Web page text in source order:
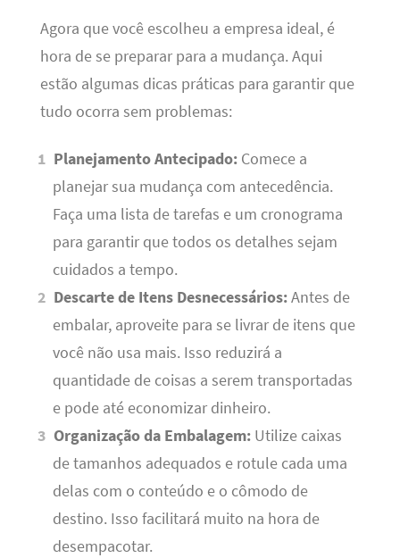
Agora que você escolheu a empresa ideal, é
hora de se preparar para a mudança. Aqui
estão algumas dicas práticas para garantir que
tudo ocorra sem problemas:
Planejamento Antecipado: Comece a
planejar sua mudança com antecedência.
Faça uma lista de tarefas e um cronograma
para garantir que todos os detalhes sejam
cuidados a tempo.
Descarte de Itens Desnecessários:Antes de
embalar, aproveite para se livrar de itens que
você não usa mais. Isso reduzirá a
quantidade de coisas a serem transportadas
e pode até economizar dinheiro.
Organização da Embalagem: Utilize caixas
de tamanhos adequados e rotule cada uma
delas com o conteúdo e o cômodo de
destino. Isso facilitará muito na hora de
desempacotar.